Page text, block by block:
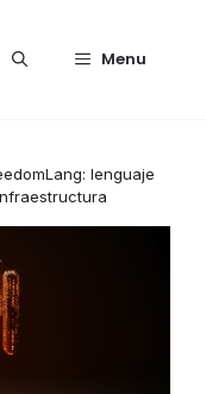
Menu
lenguaje